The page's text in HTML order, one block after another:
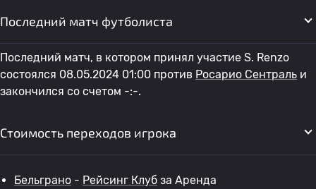
Последний матч футболиста
Последний матч, в котором принял участие S. Renzo
состоялся 08.05.2024 01:00 против Росарио Сентраль и
закончился со счетом -:-.
Стоимость переходов игрока
Бельграно - Рейсинг Клуб за Аренда